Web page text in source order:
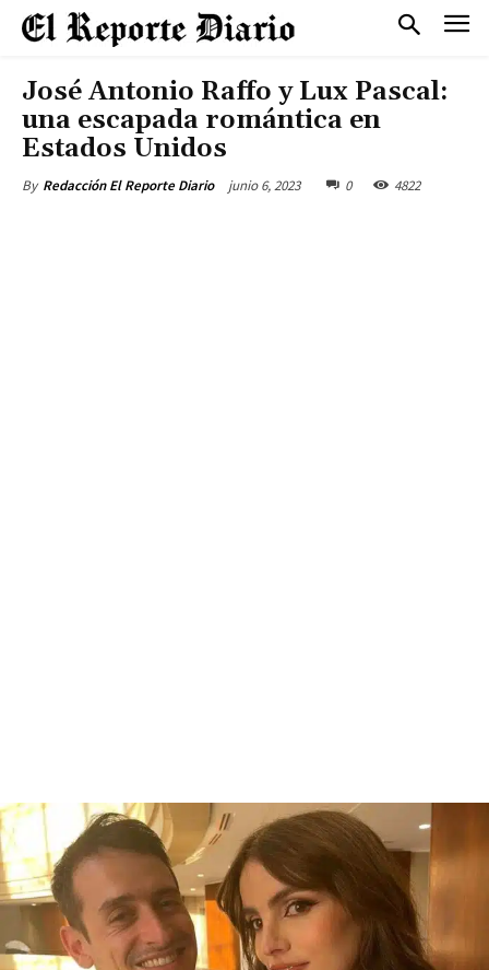
José Antonio Raffo y Lux Pascal:
una escapada romántica en
Estados Unidos
By Redacción El Reporte Diario junio 6, 2023 0 4822